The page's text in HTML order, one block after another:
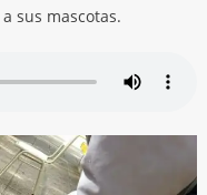
sus mascotas.